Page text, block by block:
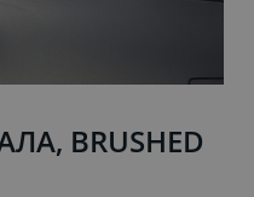
BRUSHED